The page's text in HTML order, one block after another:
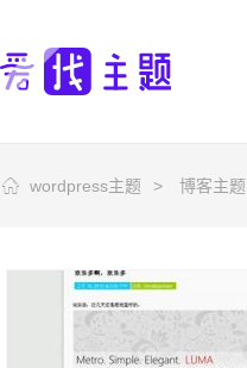
wordpress主题 > 博客主题